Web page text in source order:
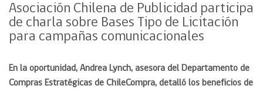
Asociación Chilena de Publicidad participa
de charla sobre Bases Tipo de Licitación
para campañas comunicacionales
En la oportunidad, Andrea Lynch, asesora del Departamento de
Compras Estratégicas de ChileCompra, detalló los beneficios de